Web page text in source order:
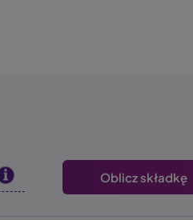
Oblicz składkę